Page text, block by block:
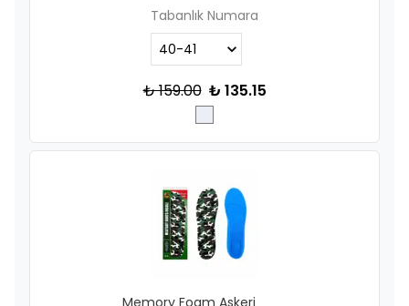
Tabanlık Numara
₺ 159.00 ₺ 135.15
Memory Foam Askeri